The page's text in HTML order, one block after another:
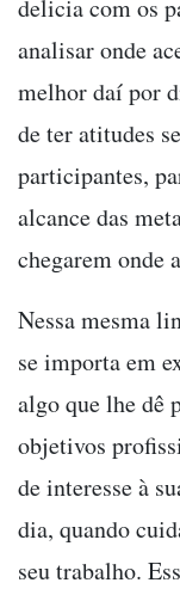
delicia com os
analisar onde
melhor daí por
de ter atitudes
participantes,
alcance das
chegarem onde
Nessa mesma
se importa em
algo que lhe dê
objetivos
de interesse à
dia, quando
seu trabalho.